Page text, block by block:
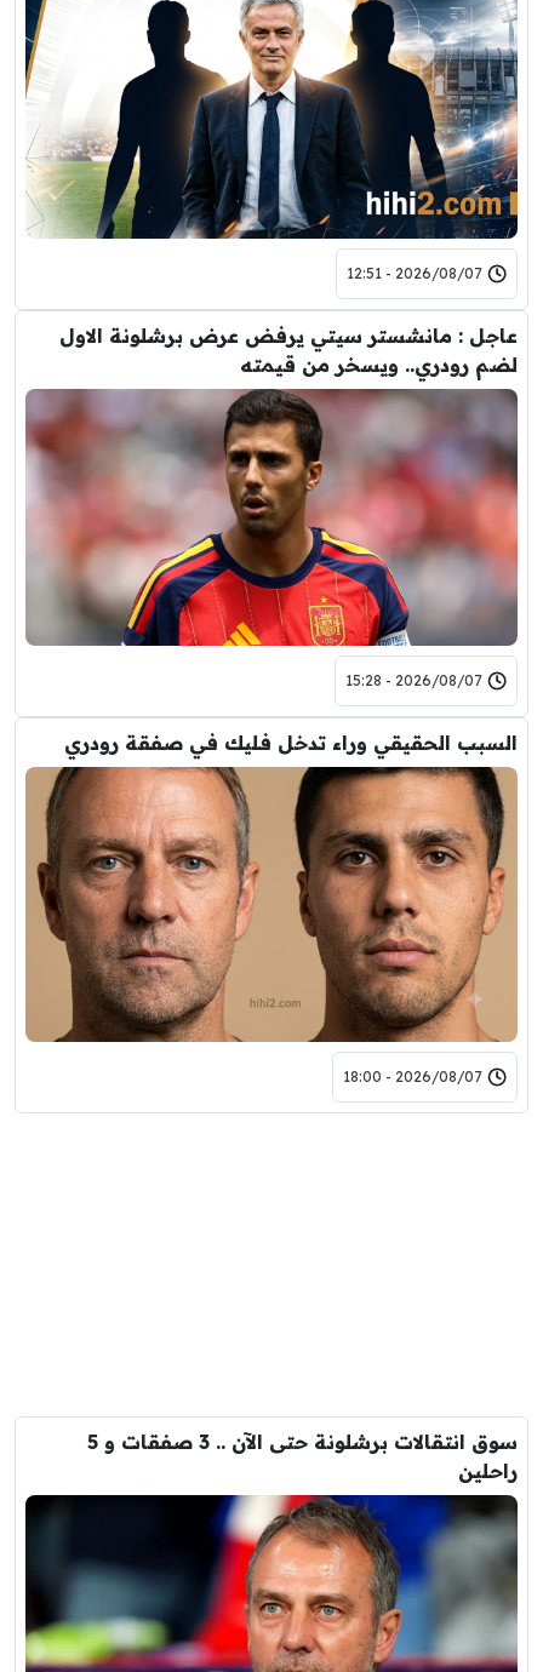
2026/08/07 - 12:51
عاجل : مانشستر سيتي يرفض عرض برشلونة الاول
لضم رودري.. ويسخر من قيمته
2026/08/07 - 15:28
السبب الحقيقي وراء تدخل فليك في صفقة رودري
2026/08/07 - 18:00
سوق انتقالات برشلونة حتى الآن .. 3 صفقات و 5
راحلين